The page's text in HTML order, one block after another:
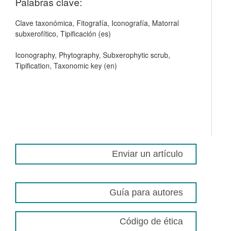
Clave taxonómica, Fitografía, Iconografía, Matorral
subxerofítico, Tipificación (es)
Iconography, Phytography, Subxerophytic scrub,
Tipification, Taxonomic key (en)
Enviar un artículo
Guía para autores
Código de ética